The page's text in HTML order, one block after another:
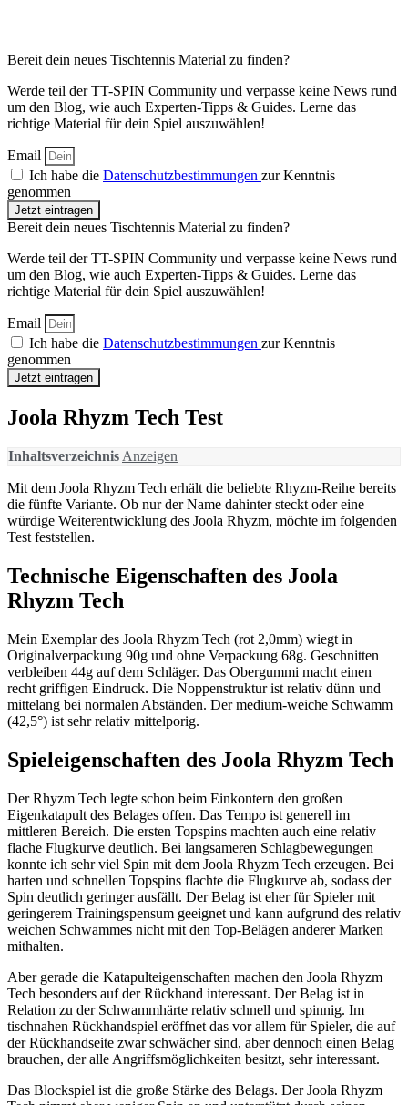
Bereit dein neues Tischtennis Material zu finden?
Werde teil der TT-SPIN Community und verpasse keine News rund
um den Blog, wie auch Experten-Tipps & Guides. Lerne das
richtige Material für dein Spiel auszuwählen!
Email
Ich habe die Datenschutzbestimmungen zur Kenntnis
genommen
Jetzt eintragen
Bereit dein neues Tischtennis Material zu finden?
Werde teil der TT-SPIN Community und verpasse keine News rund
um den Blog, wie auch Experten-Tipps & Guides. Lerne das
richtige Material für dein Spiel auszuwählen!
Email
Ich habe die Datenschutzbestimmungen zur Kenntnis
genommen
Jetzt eintragen
Joola Rhyzm Tech Test
InhaltsverzeichnisAnzeigen
Mit dem Joola Rhyzm Tech erhält die beliebte Rhyzm-Reihe bereits
die fünfte Variante. Ob nur der Name dahinter steckt oder eine
würdige Weiterentwicklung des Joola Rhyzm, möchte im folgenden
Test feststellen.
Technische Eigenschaften des Joola
Rhyzm Tech
Mein Exemplar des Joola Rhyzm Tech (rot 2,0mm) wiegt in
Originalverpackung 90g und ohne Verpackung 68g. Geschnitten
verbleiben 44g auf dem Schläger. Das Obergummi macht einen
recht griffigen Eindruck. Die Noppenstruktur ist relativ dünn und
mittelang bei normalen Abständen. Der medium-weiche Schwamm
(42,5°) ist sehr relativ mittelporig.
Spieleigenschaften des Joola Rhyzm Tech
Der Rhyzm Tech legte schon beim Einkontern den großen
Eigenkatapult des Belages offen. Das Tempo ist generell im
mittleren Bereich. Die ersten Topspins machten auch eine relativ
flache Flugkurve deutlich. Bei langsameren Schlagbewegungen
konnte ich sehr viel Spin mit dem Joola Rhyzm Tech erzeugen. Bei
harten und schnellen Topspins flachte die Flugkurve ab, sodass der
Spin deutlich geringer ausfällt. Der Belag ist eher für Spieler mit
geringerem Trainingspensum geeignet und kann aufgrund des relativ
weichen Schwammes nicht mit den Top-Belägen anderer Marken
mithalten.
Aber gerade die Katapulteigenschaften machen den Joola Rhyzm
Tech besonders auf der Rückhand interessant. Der Belag ist in
Relation zu der Schwammhärte relativ schnell und spinnig. Im
tischnahen Rückhandspiel eröffnet das vor allem für Spieler, die auf
der Rückhandseite zwar schwächer sind, aber dennoch einen Belag
brauchen, der alle Angriffsmöglichkeiten besitzt, sehr interessant.
Das Blockspiel ist die große Stärke des Belags. Der Joola Rhyzm